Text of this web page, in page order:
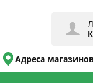
Адреса